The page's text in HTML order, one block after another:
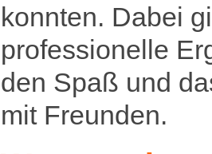
konnten. Dabei
professionelle
den Spaß und
mit Freunden.